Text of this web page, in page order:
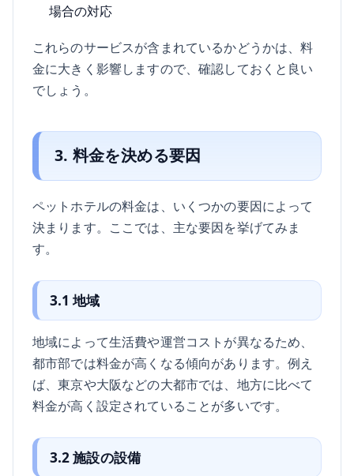
場合の対応
これらのサービスが含まれているかどうかは、料
金に大きく影響しますので、確認しておくと良い
でしょう。
3. 料金を決める要因
ペットホテルの料金は、いくつかの要因によって
決まります。ここでは、主な要因を挙げてみま
す。
3.1 地域
地域によって生活費や運営コストが異なるため、
都市部では料金が高くなる傾向があります。例え
ば、東京や大阪などの大都市では、地方に比べて
料金が高く設定されていることが多いです。
3.2 施設の設備